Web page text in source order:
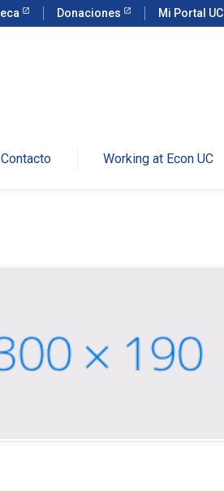
Donaciones Mi Portal UC
Contacto Working at Econ UC